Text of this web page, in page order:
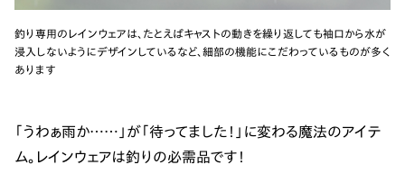
釣り専用のレインウェアは、たとえばキャストの動きを繰り返しても袖口から水が
浸入しないようにデザインしているなど、細部の機能にこだわっているものが多く
あります
「うわぁ雨か……」が「待ってました！」に変わる魔法のアイテ
ム。レインウェアは釣りの必需品です！